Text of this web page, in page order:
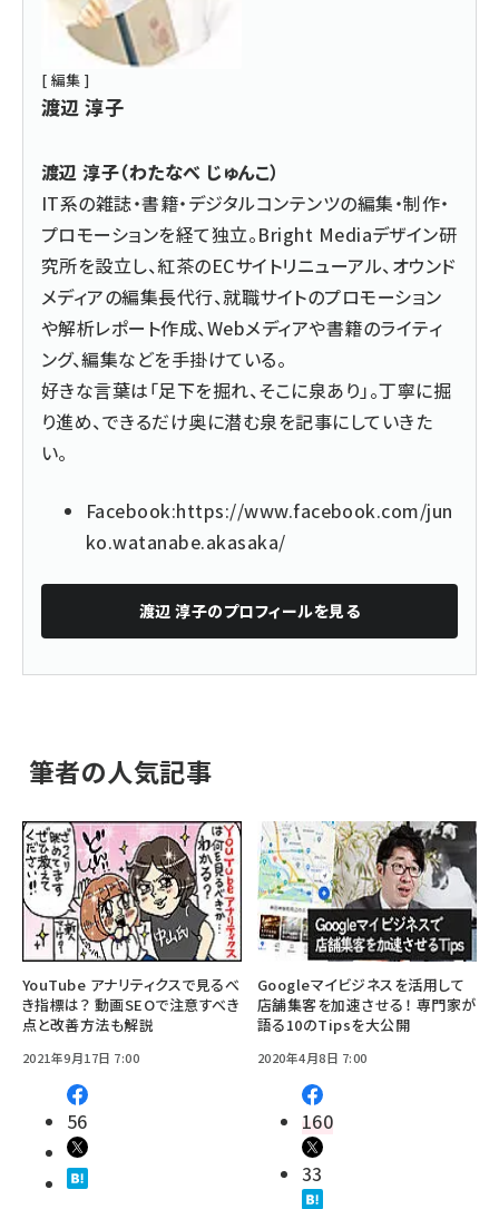
[ 編集 ]
渡辺 淳子
渡辺 淳子（わたなべ じゅんこ）
IT系の雑誌・書籍・デジタルコンテンツの編集・制作・
プロモーションを経て独立。Bright Mediaデザイン研
究所を設立し、紅茶のECサイトリニューアル、オウンド
メディアの編集長代行、就職サイトのプロモーション
や解析レポート作成、Webメディアや書籍のライティ
ング、編集などを手掛けている。
好きな言葉は「足下を掘れ、そこに泉あり」。丁寧に掘
り進め、できるだけ奥に潜む泉を記事にしていきた
い。
Facebook:https://www.facebook.com/jun
ko.watanabe.akasaka/
渡辺 淳子のプロフィールを見る
筆者の人気記事
YouTube アナリティクスで見るべ
き指標は？ 動画SEOで注意すべき
点と改善方法も解説
2021年9月17日 7:00
56
Googleマイビジネスを活用して
店舗集客を加速させる！ 専門家が
語る10のTipsを大公開
2020年4月8日 7:00
160
33